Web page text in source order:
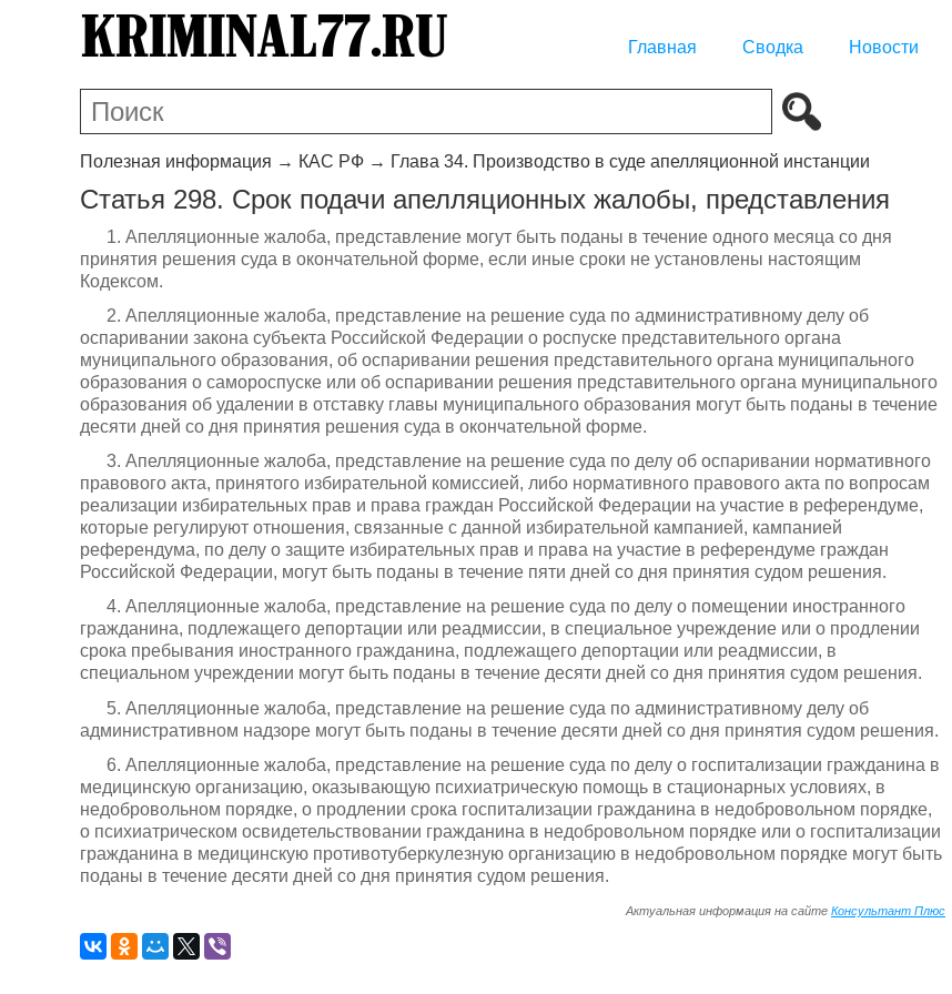
Главная Сводка Новости
Полезная информация → КАС РФ → Глава 34. Производство в суде апелляционной инстанции
Статья 298. Срок подачи апелляционных жалобы, представления
1. Апелляционные жалоба, представление могут быть поданы в течение одного месяца со дня
принятия решения суда в окончательной форме, если иные сроки не установлены настоящим
Кодексом.
2. Апелляционные жалоба, представление на решение суда по административному делу об
оспаривании закона субъекта Российской Федерации о роспуске представительного органа
муниципального образования, об оспаривании решения представительного органа муниципального
образования о самороспуске или об оспаривании решения представительного органа муниципального
образования об удалении в отставку главы муниципального образования могут быть поданы в течение
десяти дней со дня принятия решения суда в окончательной форме.
3. Апелляционные жалоба, представление на решение суда по делу об оспаривании нормативного
правового акта, принятого избирательной комиссией, либо нормативного правового акта по вопросам
реализации избирательных прав и права граждан Российской Федерации на участие в референдуме,
которые регулируют отношения, связанные с данной избирательной кампанией, кампанией
референдума, по делу о защите избирательных прав и права на участие в референдуме граждан
Российской Федерации, могут быть поданы в течение пяти дней со дня принятия судом решения.
4. Апелляционные жалоба, представление на решение суда по делу о помещении иностранного
гражданина, подлежащего депортации или реадмиссии, в специальное учреждение или о продлении
срока пребывания иностранного гражданина, подлежащего депортации или реадмиссии, в
специальном учреждении могут быть поданы в течение десяти дней со дня принятия судом решения.
5. Апелляционные жалоба, представление на решение суда по административному делу об
административном надзоре могут быть поданы в течение десяти дней со дня принятия судом решения.
6. Апелляционные жалоба, представление на решение суда по делу о госпитализации гражданина в
медицинскую организацию, оказывающую психиатрическую помощь в стационарных условиях, в
недобровольном порядке, о продлении срока госпитализации гражданина в недобровольном порядке,
о психиатрическом освидетельствовании гражданина в недобровольном порядке или о госпитализации
гражданина в медицинскую противотуберкулезную организацию в недобровольном порядке могут быть
поданы в течение десяти дней со дня принятия судом решения.
Актуальная информация на сайте Консультант Плюс